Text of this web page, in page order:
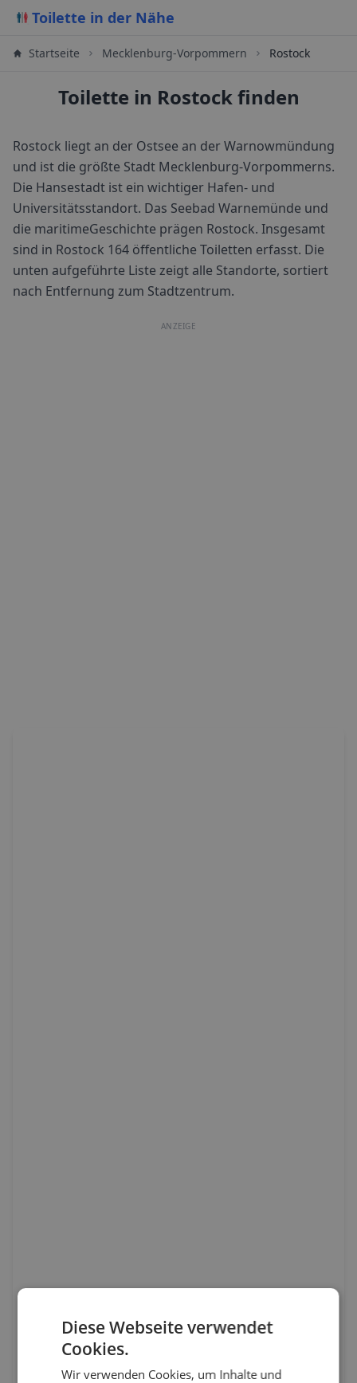
Toilette in der Nähe
Startseite Mecklenburg-Vorpommern Rostock
Toilette in Rostock finden
Rostock liegt an der Ostsee an der Warnowmündung
und ist die größte Stadt Mecklenburg-Vorpommerns.
Die Hansestadt ist ein wichtiger Hafen- und
Universitätsstandort. Das Seebad Warnemünde und
die maritimeGeschichte prägen Rostock. Insgesamt
sind in Rostock 164 öffentliche Toiletten erfasst. Die
unten aufgeführte Liste zeigt alle Standorte, sortiert
nach Entfernung zum Stadtzentrum.
ANZEIGE
Diese Webseite verwendet
Cookies.
Wir verwenden Cookies, um Inhalte und